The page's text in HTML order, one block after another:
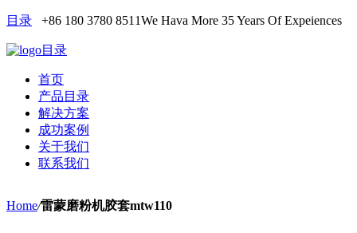
目录 +86 180 3780 8511We Hava More 35 Years Of Expeiences
目录
首页
产品目录
解决方案
成功案例
关于我们
联系我们
Home/雷蒙磨粉机胶套mtw110